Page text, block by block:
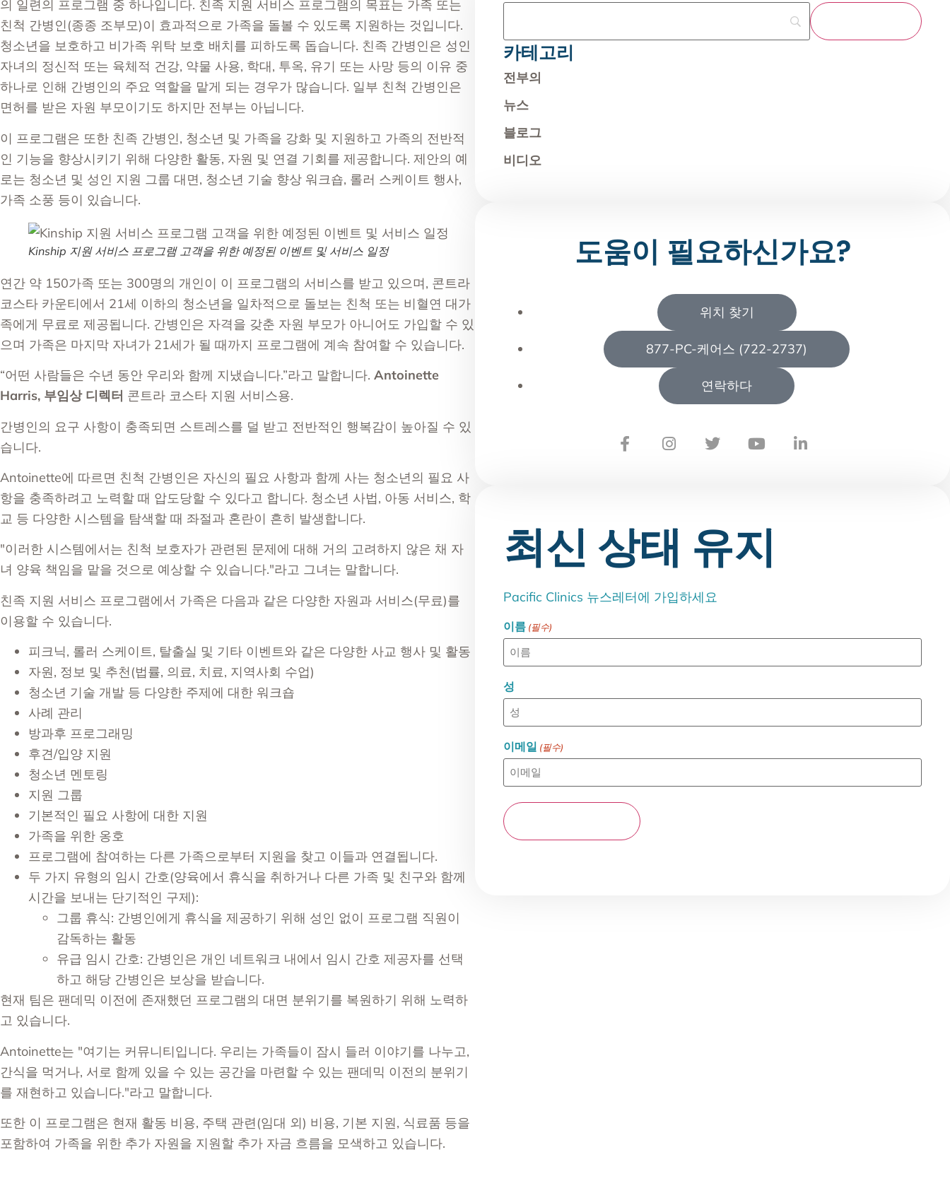
의 일련의 프로그램 중 하나입니다. 친족 지원 서비스 프로그램의 목표는 가족 또는
친척 간병인(종종 조부모)이 효과적으로 가족을 돌볼 수 있도록 지원하는 것입니다.
청소년을 보호하고 비가족 위탁 보호 배치를 피하도록 돕습니다. 친족 간병인은 성인
자녀의 정신적 또는 육체적 건강, 약물 사용, 학대, 투옥, 유기 또는 사망 등의 이유 중
하나로 인해 간병인의 주요 역할을 맡게 되는 경우가 많습니다. 일부 친척 간병인은
면허를 받은 자원 부모이기도 하지만 전부는 아닙니다.
이 프로그램은 또한 친족 간병인, 청소년 및 가족을 강화 및 지원하고 가족의 전반적
인 기능을 향상시키기 위해 다양한 활동, 자원 및 연결 기회를 제공합니다. 제안의 예
로는 청소년 및 성인 지원 그룹 대면, 청소년 기술 향상 워크숍, 롤러 스케이트 행사,
가족 소풍 등이 있습니다.
Kinship 지원 서비스 프로그램 고객을 위한 예정된 이벤트 및 서비스 일정
연간 약 150가족 또는 300명의 개인이 이 프로그램의 서비스를 받고 있으며, 콘트라
코스타 카운티에서 21세 이하의 청소년을 일차적으로 돌보는 친척 또는 비혈연 대가
족에게 무료로 제공됩니다. 간병인은 자격을 갖춘 자원 부모가 아니어도 가입할 수 있
으며 가족은 마지막 자녀가 21세가 될 때까지 프로그램에 계속 참여할 수 있습니다.
“어떤 사람들은 수년 동안 우리와 함께 지냈습니다.”라고 말합니다. Antoinette
Harris, 부임상 디렉터 콘트라 코스타 지원 서비스용.
간병인의 요구 사항이 충족되면 스트레스를 덜 받고 전반적인 행복감이 높아질 수 있
습니다.
Antoinette에 따르면 친척 간병인은 자신의 필요 사항과 함께 사는 청소년의 필요 사
항을 충족하려고 노력할 때 압도당할 수 있다고 합니다. 청소년 사법, 아동 서비스, 학
교 등 다양한 시스템을 탐색할 때 좌절과 혼란이 흔히 발생합니다.
"이러한 시스템에서는 친척 보호자가 관련된 문제에 대해 거의 고려하지 않은 채 자
녀 양육 책임을 맡을 것으로 예상할 수 있습니다."라고 그녀는 말합니다.
친족 지원 서비스 프로그램에서 가족은 다음과 같은 다양한 자원과 서비스(무료)를
이용할 수 있습니다.
피크닉, 롤러 스케이트, 탈출실 및 기타 이벤트와 같은 다양한 사교 행사 및 활동
자원, 정보 및 추천(법률, 의료, 치료, 지역사회 수업)
청소년 기술 개발 등 다양한 주제에 대한 워크숍
사례 관리
방과후 프로그래밍
후견/입양 지원
청소년 멘토링
지원 그룹
기본적인 필요 사항에 대한 지원
가족을 위한 옹호
프로그램에 참여하는 다른 가족으로부터 지원을 찾고 이들과 연결됩니다.
두 가지 유형의 임시 간호(양육에서 휴식을 취하거나 다른 가족 및 친구와 함께
시간을 보내는 단기적인 구제):
그룹 휴식: 간병인에게 휴식을 제공하기 위해 성인 없이 프로그램 직원이
감독하는 활동
유급 임시 간호: 간병인은 개인 네트워크 내에서 임시 간호 제공자를 선택
하고 해당 간병인은 보상을 받습니다.
현재 팀은 팬데믹 이전에 존재했던 프로그램의 대면 분위기를 복원하기 위해 노력하
고 있습니다.
Antoinette는 "여기는 커뮤니티입니다. 우리는 가족들이 잠시 들러 이야기를 나누고,
간식을 먹거나, 서로 함께 있을 수 있는 공간을 마련할 수 있는 팬데믹 이전의 분위기
를 재현하고 있습니다."라고 말합니다.
또한 이 프로그램은 현재 활동 비용, 주택 관련(임대 외) 비용, 기본 지원, 식료품 등을
포함하여 가족을 위한 추가 자원을 지원할 추가 자금 흐름을 모색하고 있습니다.
카테고리
전부의
​뉴스
블로그
비디오
도움이 필요하신가요?
위치 찾기
877-PC-케어스 (722-2737)
연락하다
최신 상태 유지
Pacific Clinics 뉴스레터에 가입하세요
이름 (필수)
성
이메일 (필수)